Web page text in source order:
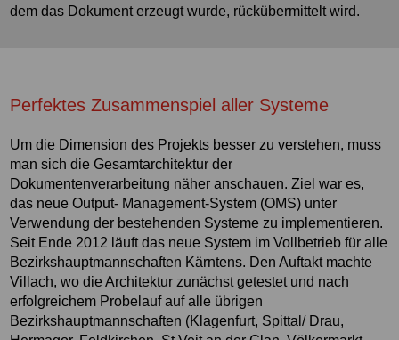
dem das Dokument erzeugt wurde, rückübermittelt wird.
Perfektes Zusammenspiel aller Systeme
Um die Dimension des Projekts besser zu verstehen, muss
man sich die Gesamtarchitektur der
Dokumentenverarbeitung näher anschauen. Ziel war es,
das neue Output- Management-System (OMS) unter
Verwendung der bestehenden Systeme zu implementieren.
Seit Ende 2012 läuft das neue System im Vollbetrieb für alle
Bezirkshauptmannschaften Kärntens. Den Auftakt machte
Villach, wo die Architektur zunächst getestet und nach
erfolgreichem Probelauf auf alle übrigen
Bezirkshauptmannschaften (Klagenfurt, Spittal/ Drau,